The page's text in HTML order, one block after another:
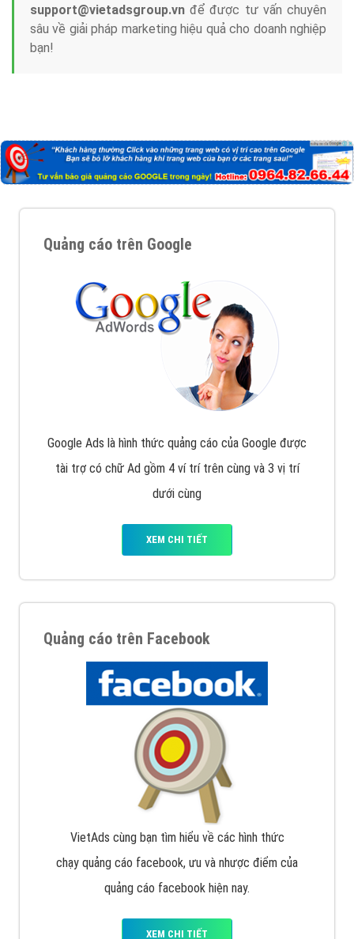
support@vietadsgroup.vn để được tư vấn chuyên
sâu về giải pháp marketing hiệu quả cho doanh nghiệp
bạn!
Quảng cáo trên Google
Google Ads là hình thức quảng cáo của Google được
tài trợ có chữ Ad gồm 4 ví trí trên cùng và 3 vị trí
dưới cùng
XEM CHI TIẾT
Quảng cáo trên Facebook
VietAds cùng bạn tìm hiểu về các hình thức
chạy quảng cáo facebook, ưu và nhược điểm của
quảng cáo facebook hiện nay.
XEM CHI TIẾT